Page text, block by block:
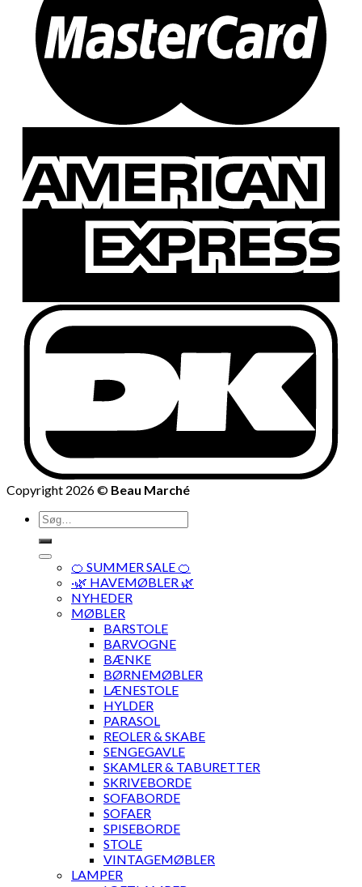
Copyright 2026 © Beau Marché
Søg
efter:
🍊 SUMMER SALE 🍊
·🌿 HAVEMØBLER 🌿
NYHEDER
MØBLER
BARSTOLE
BARVOGNE
BÆNKE
BØRNEMØBLER
LÆNESTOLE
HYLDER
PARASOL
REOLER & SKABE
SENGEGAVLE
SKAMLER & TABURETTER
SKRIVEBORDE
SOFABORDE
SOFAER
SPISEBORDE
STOLE
VINTAGEMØBLER
LAMPER